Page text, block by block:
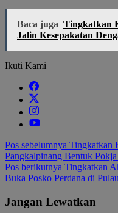
Baca juga Tingkatkan
Jalin Kesepakatan
Ikuti Kami
Navigasi
pos
Pos sebelumnya Tingkatkan
Pangkalpinang Bentuk
Pos berikutnya Tingkatkan
Buka Posko Perdana di
Jangan Lewatkan